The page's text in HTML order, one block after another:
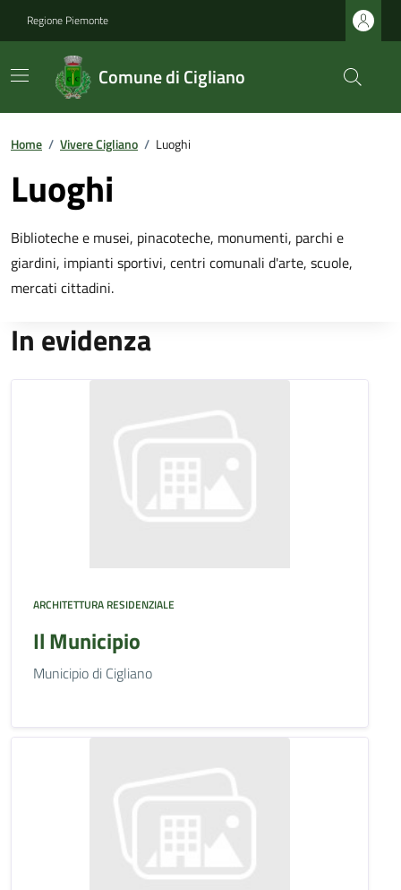
Regione Piemonte
Comune di Cigliano
Home / Vivere Cigliano / Luoghi
Luoghi
Biblioteche e musei, pinacoteche, monumenti, parchi e
giardini, impianti sportivi, centri comunali d'arte, scuole,
mercati cittadini.
In evidenza
ARCHITETTURA RESIDENZIALE
Il Municipio
Municipio di Cigliano